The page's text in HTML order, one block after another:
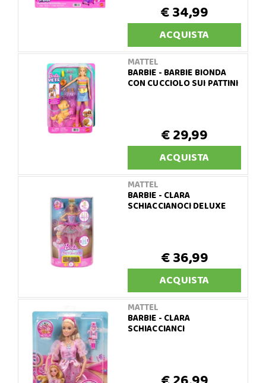
€ 34,99
ACQUISTA
MATTEL
BARBIE - BARBIE BIONDA
CON CUCCIOLO SUI PATTINI
€ 29,99
ACQUISTA
MATTEL
BARBIE - CLARA
SCHIACCIANOCI DELUXE
€ 36,99
ACQUISTA
MATTEL
BARBIE - CLARA
SCHIACCIANCI